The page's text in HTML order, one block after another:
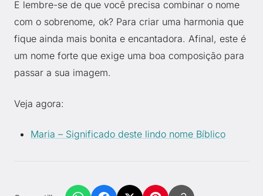
E lembre-se de que você precisa combinar o nome
com o sobrenome, ok? Para criar uma harmonia que
fique ainda mais bonita e encantadora. Afinal, este é
um nome forte que exige uma boa composição para
passar a sua imagem.
Veja agora:
Maria – Significado deste lindo nome Bíblico